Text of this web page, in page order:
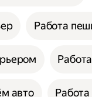
Работа
авто Работа